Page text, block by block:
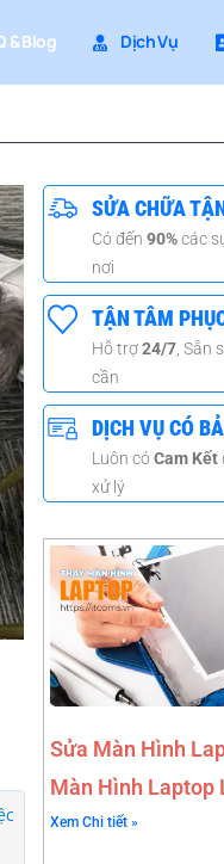
& Blog Dịch Vụ
SỬA CHỮA
Có đến 90%các
nơi
TẬN TÂM
Hỗ trợ24/7 , Sẵn
cần
DỊCH VỤ CÓ
Luôn có Cam Kết
xử lý
Sửa Màn Hình
Màn Hình Laptop
Xem Chi tiết »